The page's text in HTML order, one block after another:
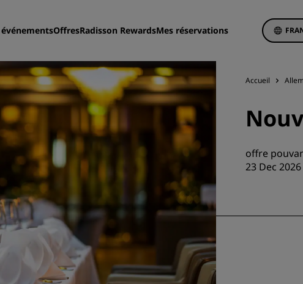
OffresRadisson RewardsMes réservations
Trouvez votre hôtel
Appartements hôteliers
Hôtels d'aéroport
Nouveaux et futurs hôtels
Découvrez Radisson Meetings
Réservez une salle de réunion
Accueil
offre
23 Dec 2026